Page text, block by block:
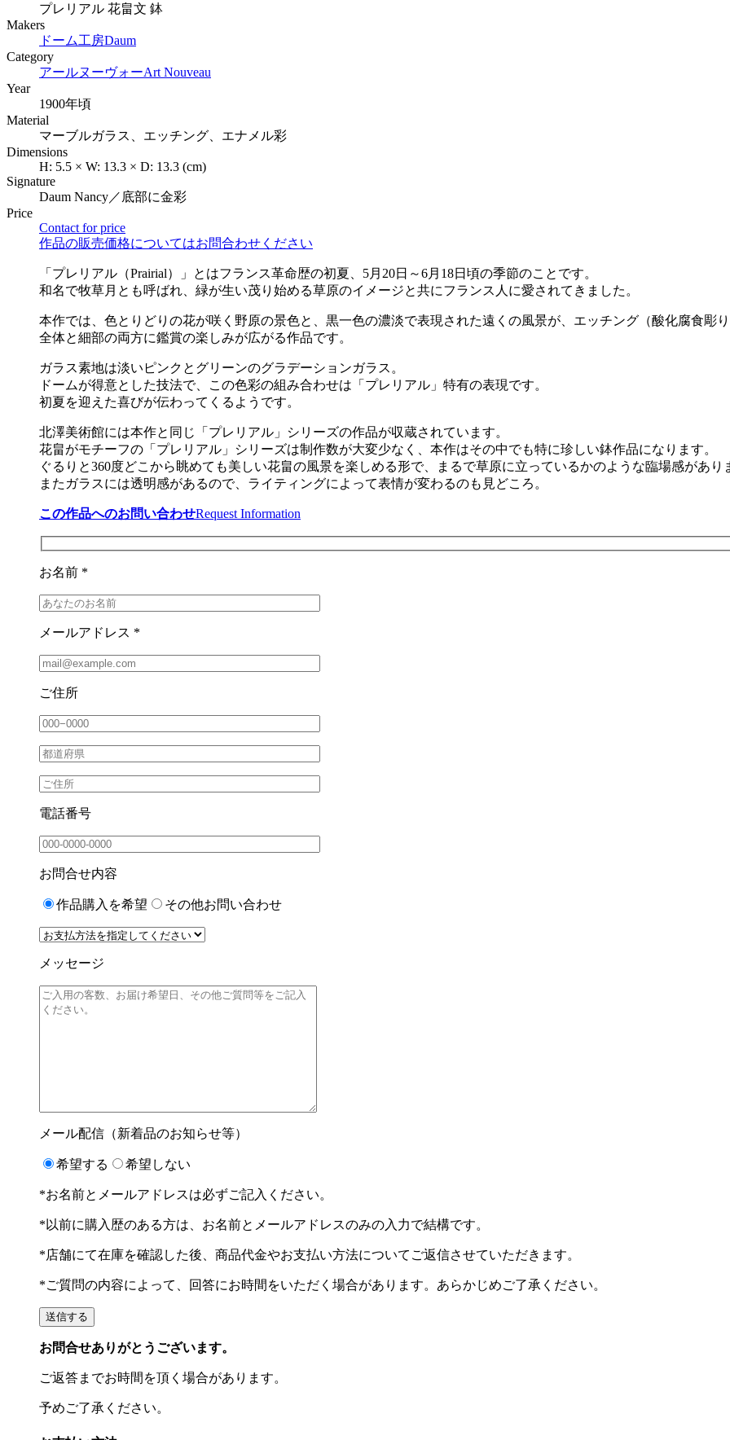
プレリアル 花畠文 鉢
Makers
ドーム工房Daum
Category
アールヌーヴォーArt Nouveau
Year
1900年頃
Material
マーブルガラス、エッチング、エナメル彩
Dimensions
H: 5.5 × W: 13.3 × D: 13.3 (cm)
Signature
Daum Nancy／底部に金彩
Price
Contact for price
作品の販売価格についてはお問合わせください
「プレリアル（Prairial）」とはフランス革命歴の初夏、5月20日～6月18日頃の季節のことです。
和名で牧草月とも呼ばれ、緑が生い茂り始める草原のイメージと共にフランス人に愛されてきました。
本作では、色とりどりの花が咲く野原の景色と、黒一色の濃淡で表現された遠くの風景が、エッチング（酸化腐食彫
全体と細部の両方に鑑賞の楽しみが広がる作品です。
ガラス素地は淡いピンクとグリーンのグラデーションガラス。
ドームが得意とした技法で、この色彩の組み合わせは「プレリアル」特有の表現です。
初夏を迎えた喜びが伝わってくるようです。
北澤美術館には本作と同じ「プレリアル」シリーズの作品が収蔵されています。
花畠がモチーフの「プレリアル」シリーズは制作数が大変少なく、本作はその中でも特に珍しい鉢作品になります。
ぐるりと360度どこから眺めても美しい花畠の風景を楽しめる形で、まるで草原に立っているかのような臨場感があり
またガラスには透明感があるので、ライティングによって表情が変わるのも見どころ。
この作品へのお問い合わせRequest Information
お名前 *
メールアドレス *
ご住所
電話番号
お問合せ内容
作品購入を希望 その他お問い合わせ
メッセージ
メール配信（新着品のお知らせ等）
希望する 希望しない
*お名前とメールアドレスは必ずご記入ください。
*以前に購入歴のある方は、お名前とメールアドレスのみの入力で結構です。
*店舗にて在庫を確認した後、商品代金やお支払い方法についてご返信させていただきます。
*ご質問の内容によって、回答にお時間をいただく場合があります。あらかじめご了承ください。
お問合せありがとうございます。
ご返答までお時間を頂く場合があります。
予めご了承ください。